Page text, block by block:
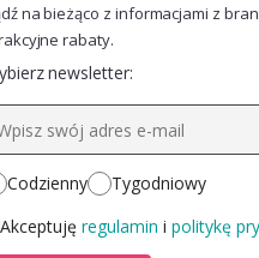
na bieżąco z informacjami z
rabaty.
newsletter:
Codzienny
Tygodniowy
Akceptuję regulamin i politykę